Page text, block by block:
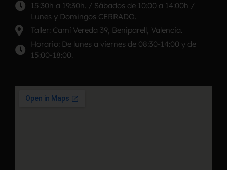
15:30h a 19:30h. / Sábados de 10:00 a 14:00h /
Lunes y Domingos CERRADO.
Taller: Camí Vereda 39, Beniparell, Valencia.
Horario: De lunes a viernes de 08:30-14:00 y de
15:00-18:00.